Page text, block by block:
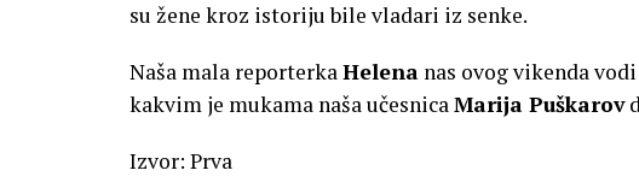
su žene kroz istoriju bile vladari iz senke.
Naša mala reporterkaHelena nas ovog vikenda
kakvim je mukama naša učesnicaMarija Puškarov
Izvor: Prva